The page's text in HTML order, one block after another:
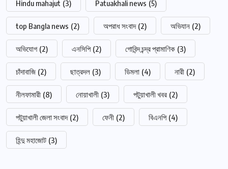
Hindu mahajut (3) Patuakhali news (5)
top Bangla news (2) অপরাধ সংবাদ (2) অভিযান (2)
অভিযোগ (2) এনসিপি (2) গোবিন্দ চন্দ্র প্রামাণিক (3)
চাঁদাবাজি (2) ছাত্রদল (3) ডিমলা (4) নারী (2)
নীলফামারী (8) নোয়াখালী (3) পটুয়াখালী খবর (2)
পটুয়াখালী জেলা সংবাদ (2) ফেনী (2) বিএনপি (4)
হিন্দু মহাজোট (3)